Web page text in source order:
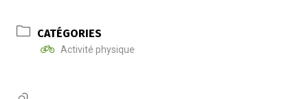
CATÉGORIES
Activité physique